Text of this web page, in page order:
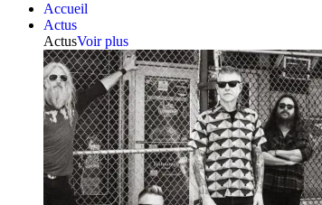
Accueil
Actus
ActusVoir plus